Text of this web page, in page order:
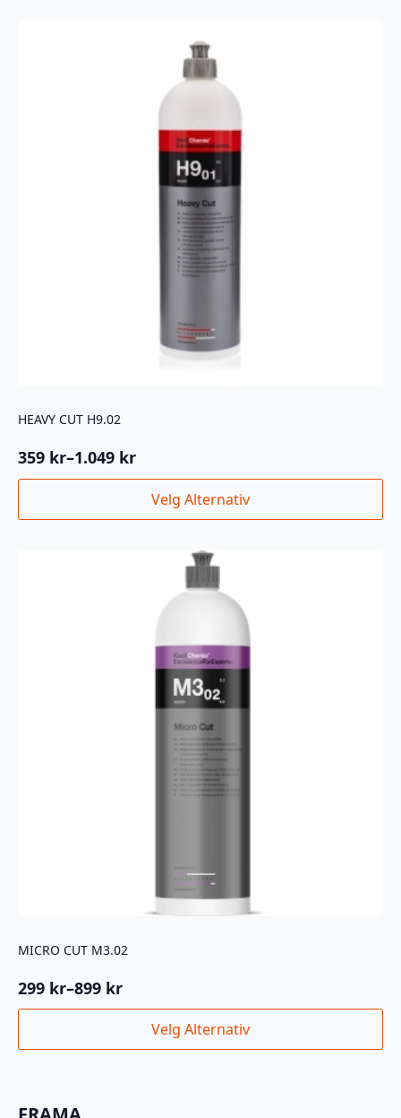
HEAVY CUT H9.02
359 kr–1.049 kr
Prisområde:
359 kr
1.049 kr
Velg Alternativ
Dette
MICRO CUT M3.02
299 kr–899 kr
Prisområde:
299 kr
899 kr
Velg Alternativ
Dette